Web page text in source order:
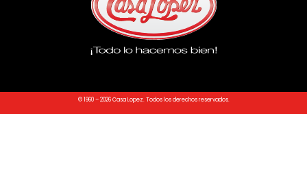
© 1960 – 2026 Casa Lopez. Todos los derechos reservados.